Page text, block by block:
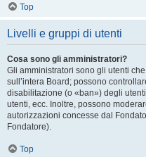
Top
Livelli e gruppi di utenti
Cosa sono gli amministratori?
Gli amministratori sono gli utenti
sull’intera Board; possono
disabilitazione (o «ban») degli
utenti, ecc. Inoltre, possono
autorizzazioni concesse dal
Fondatore).
Top